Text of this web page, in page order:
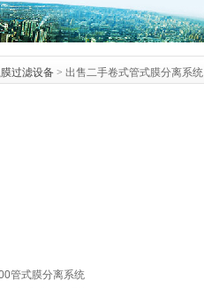
过滤设备 > 出售二手卷式管式膜分离系统
管式膜分离系统